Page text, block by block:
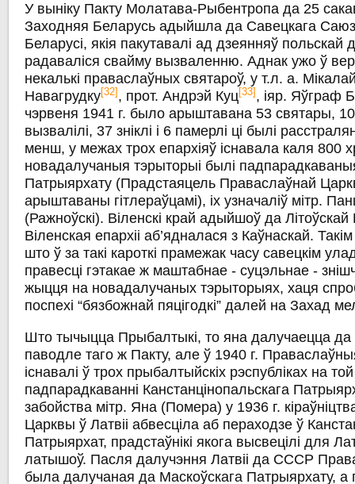
У выніку Пакту Молатава-Рыбентропа да 25
Заходняя Беларусь адыйшла да Савецкага
Беларусі, якія пакутавалі ад дзеянняў польскай
радаваліся свайму вызваленню. Аднак ужо ў
некалькі праваслаўных святароў, у т.л. а.
Навагрудку[32] , прот. Андрэй Куц[33] , іяр. Яўграф
чэрвеня 1941 г. было арыштавана 53 святары, 10
вызвалілі, 37 зніклі і 6 памерлі ці былі
менш, у межах трох епархіяў існавала каля 800
новадалучаныя тэрыторыі былі
Патрыярхату (Прадстаяцель Праваслаўнай
арыштаваны гітлераўцамі), іх узначаліў мітр.
(Ражноўскі). Віленскі край адыйшоў да Літоўскай
Віленская епархіі аб’ядналася з Каўнаскай.
што ў за такі кароткі прамежак часу савецкім
правесці гэтакае ж маштабнае - суцэльнае -
жыцця на новадалучаных тэрыторыях, хаця
поспехі “бязбожнай пяцігодкі” далей на Захад
Што тычыцца Прыбалтыкі, то яна далучаецца
паводле таго ж Пакту, але ў 1940 г.
існавалі ў трох прыбалтыйскіх рэспубліках на
падпарадкаванні Канстанцінопальскага
забойства мітр. Яна (Помера) у 1936 г.
Царквы ў Латвіі абвесціла аб пераходзе ў
Патрыярхат, прадстаўнікі якога высвецілі для
латышоў. Пасля далучэння Латвіі да СССР
была далучаная да Маскоўскага Патрыярхату, а